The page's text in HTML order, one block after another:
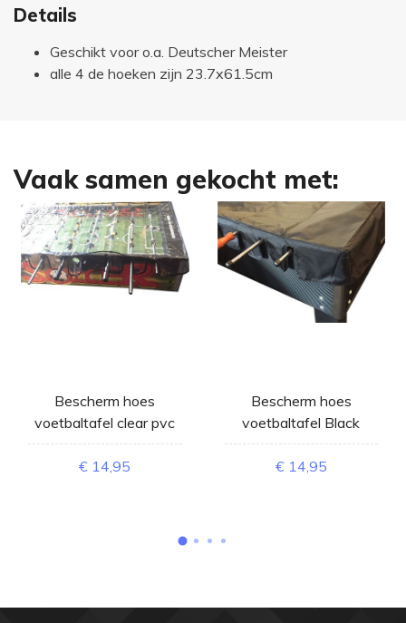
Details
Geschikt voor o.a. Deutscher Meister
alle 4 de hoeken zijn 23.7x61.5cm
Vaak samen gekocht met:
Bescherm hoes
voetbaltafel clear pvc
€ 14,95
Bescherm hoes
voetbaltafel Black
€ 14,95